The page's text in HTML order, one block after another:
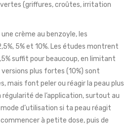
(griffures, croûtes, irritation
crème au benzoyle, les
5% et 10%. Les études montrent
suffit pour beaucoup, en limitant
versions plus fortes (10%) sont
mais font peler ou réagir la peau plus
de l’application, surtout au
d’utilisation si ta peau réagit
à petite dose, puis de